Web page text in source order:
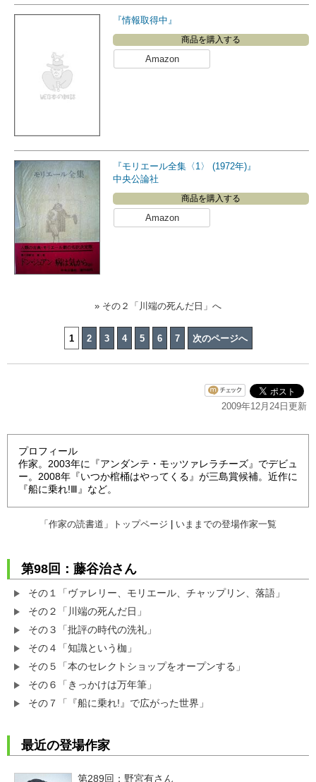
『情報取得中』
商品を購入する
Amazon
『モリエール全集〈1〉 (1972年)』
中央公論社
商品を購入する
Amazon
» その２「川端の死んだ日」へ
1 2 3 4 5 6 7 次のページへ
2009年12月24日更新
プロフィール
作家。2003年に『アンダンテ・モッツァレラチーズ』でデビュ
ー。2008年『いつか棺桶はやってくる』が三島賞候補。近作に
『船に乗れ!Ⅲ』など。
「作家の読書道」トップページ いままでの登場作家一覧
第98回：藤谷治さん
その１「ヴァレリー、モリエール、チャップリン、落語」
その２「川端の死んだ日」
その３「批評の時代の洗礼」
その４「知識という枷」
その５「本のセレクトショップをオープンする」
その６「きっかけは万年筆」
その７「『船に乗れ!』で広がった世界」
最近の登場作家
第289回：野宮有さん